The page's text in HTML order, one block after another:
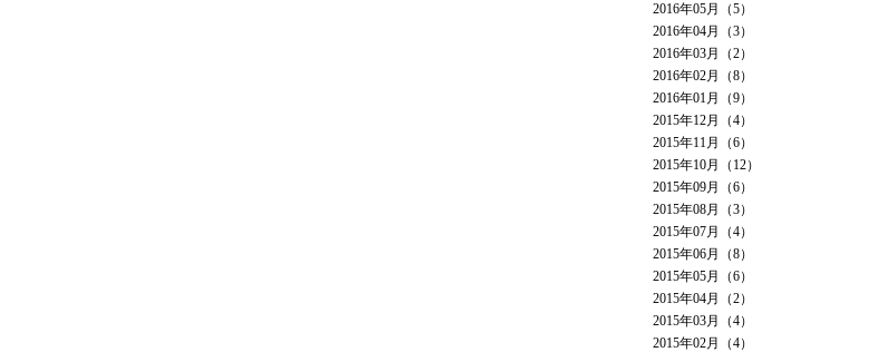
2016年05月（5）
2016年04月（3）
2016年03月（2）
2016年02月（8）
2016年01月（9）
2015年12月（4）
2015年11月（6）
2015年10月（12）
2015年09月（6）
2015年08月（3）
2015年07月（4）
2015年06月（8）
2015年05月（6）
2015年04月（2）
2015年03月（4）
2015年02月（4）